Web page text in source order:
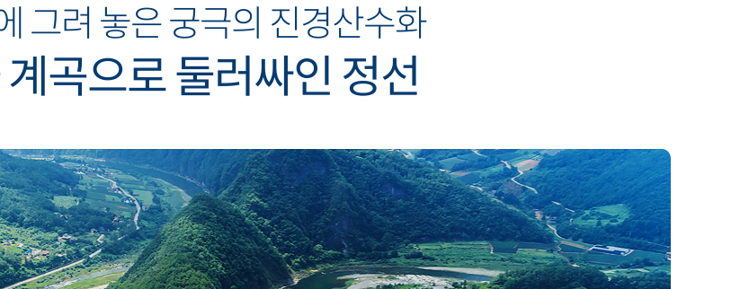
그려 놓은 궁극의 진경산수화
곡으로 둘러싸인 정선